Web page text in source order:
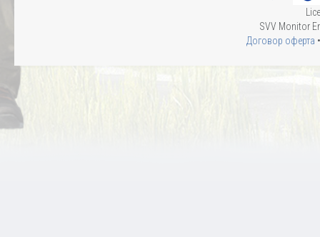
SVV Monitor
Договор оферта